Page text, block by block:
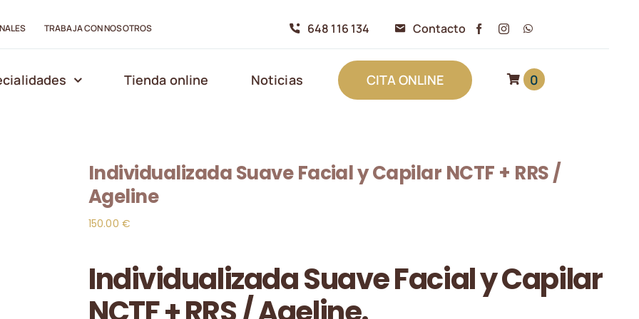
TRABAJA CON NOSOTROS 648 116 134 Contacto
Tienda online Noticias CITA ONLINE 0
Individualizada Suave Facial y Capilar NCTF + RRS /
Ageline
150.00 €
Individualizada Suave Facial y Capilar